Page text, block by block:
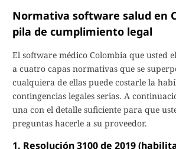
Normativa software salud en
pila de cumplimiento legal
El software médico Colombia que usted
a cuatro capas normativas que se
cualquiera de ellas puede costarle la
contingencias legales serias. A
una con el detalle suficiente para que
preguntas hacerle a su proveedor.
1. Resolución 3100 de 2019